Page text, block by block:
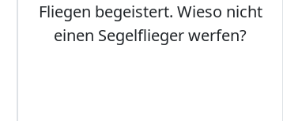
Fliegen begeistert. Wieso nicht
einen Segelflieger werfen?